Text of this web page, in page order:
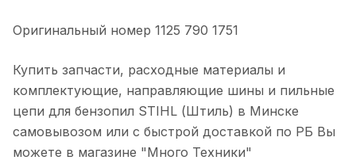
Оригинальный номер 1125 790 1751
Купить запчасти, расходные материалы и
комплектующие, направляющие шины и пильные
цепи для бензопил STIHL (Штиль) в Минске
самовывозом или с быстрой доставкой по РБ Вы
можете в магазине "Много Техники"